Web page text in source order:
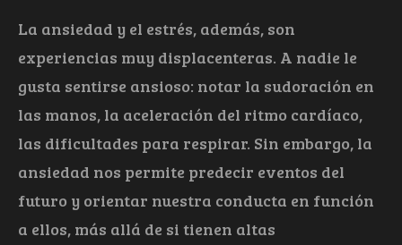
La ansiedad y el estrés, además, son
experiencias muy displacenteras. A nadie le
gusta sentirse ansioso: notar la sudoración en
las manos, la aceleración del ritmo cardíaco,
las dificultades para respirar. Sin embargo, la
ansiedad nos permite predecir eventos del
futuro y orientar nuestra conducta en función
a ellos, más allá de si tienen altas